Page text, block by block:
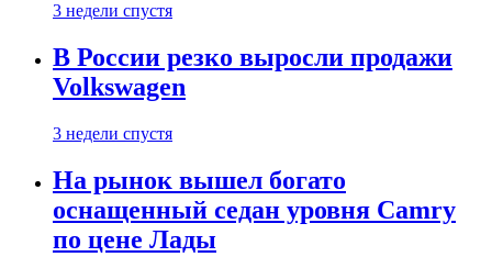
3 недели спустя
В России резко выросли продажи
Volkswagen
3 недели спустя
На рынок вышел богато
оснащенный седан уровня Camry
по цене Лады